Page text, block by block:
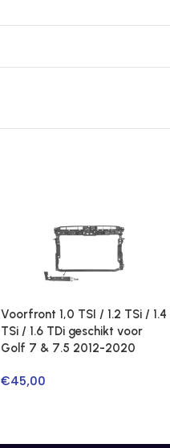
Voorfront 1,0 TSI / 1.2 TSi / 1.4
TSi / 1.6 TDi geschikt voor
Golf 7 & 7.5 2012-2020
€45,00